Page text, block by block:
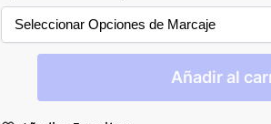
Añadir al